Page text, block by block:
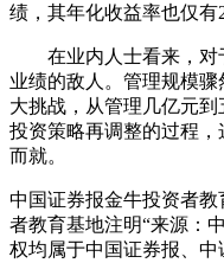
绩，其年化收益率也仅有
在业内人士看来，对
业绩的敌人。管理规模
大挑战，从管理几亿元
投资策略再调整的过程
而就。
中国证券报金牛投资者
者教育基地注明“来源：
权均属于中国证券报、